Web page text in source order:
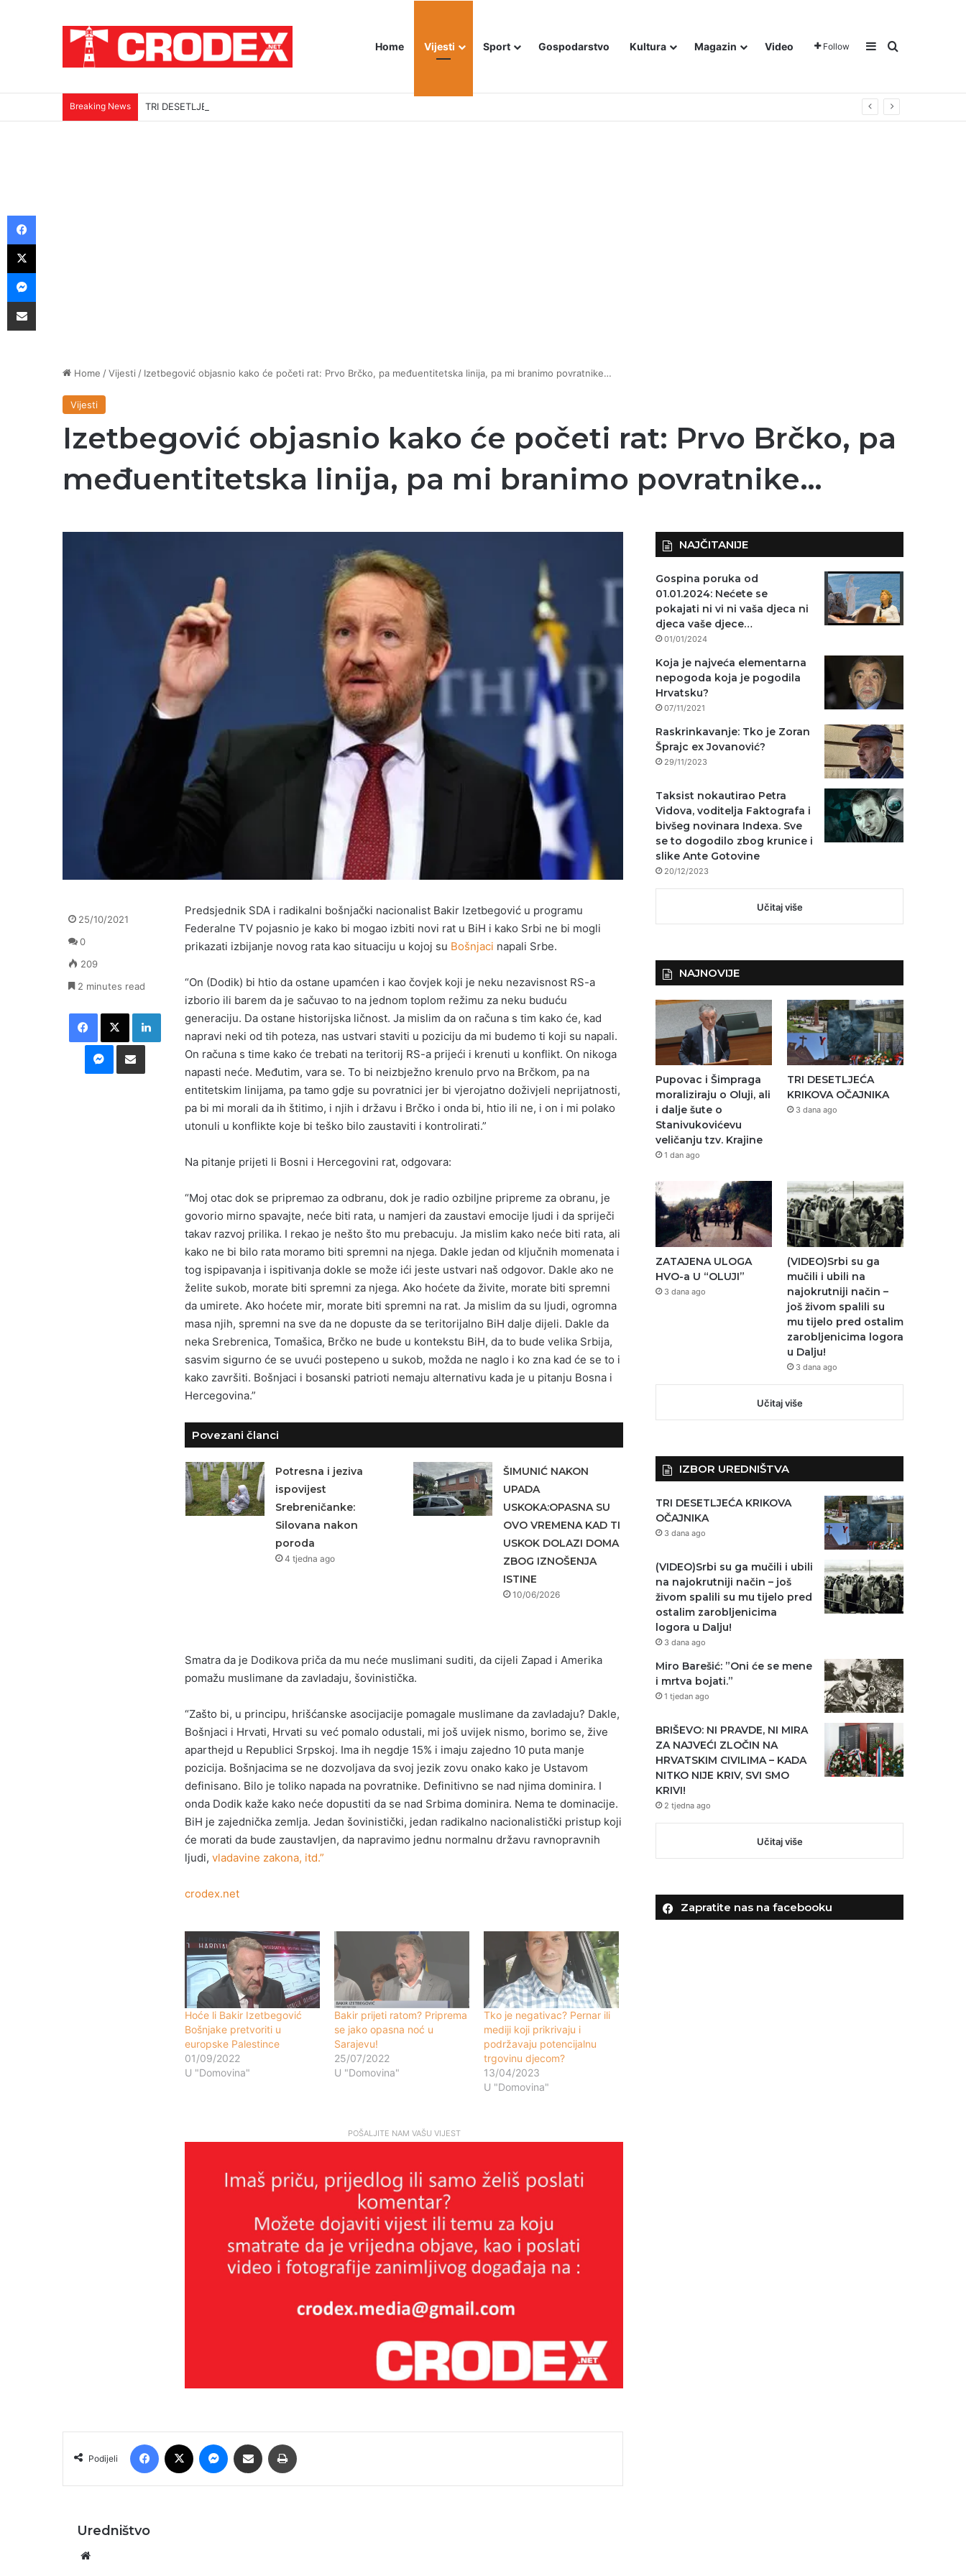
Home Vijesti Sport Gospodarstvo Kultura Magazin Video Follow Sidebar
Traži
Breaking News TRI DESETLJEĆA KRIKOVA OČAJNIKA
Home /Vijesti / Izetbegović objasnio kako će početi rat: Prvo Brčko, pa međuentitetska linija, pa mi branimo povratnike…
Vijesti
Izetbegović objasnio kako će početi rat: Prvo Brčko, pa
međuentitetska linija, pa mi branimo povratnike…
Predsjednik SDA i radikalni bošnjački nacionalist Bakir Izetbegović u programu
Federalne TV pojasnio je kako bi mogao izbiti novi rat u BiH i kako Srbi ne bi mogli
prikazati izbijanje novog rata kao situaciju u kojoj su Bošnjaci napali Srbe.
“On (Dodik) bi htio da ostane upamćen i kao čovjek koji je neku nezavisnost RS-a
izborio ili barem da je sačuvao to na jednom toplom režimu za neku buduću
generaciju. Da ostane historijska ličnost. Ja mislim da on računa s tim kako će, kad
napravi neki od tih poteza, nas ustvari staviti u poziciju da mi budemo ti koji su napali.
On računa s time kako će trebati na teritorij RS-a prijeći i krenuti u konflikt. On nikoga
napasti neće. Međutim, vara se. To bi neizbježno krenulo prvo na Brčkom, pa na
entitetskim linijama, pa tamo gdje su povratnici jer bi vjerojatno doživjeli neprijatnosti,
pa bi mi morali da ih štitimo, i njih i državu i Brčko i onda bi, htio ili ne, i on i mi polako
utonuli u konflikte koje bi teško bilo zaustaviti i kontrolirati.”
Na pitanje prijeti li Bosni i Hercegovini rat, odgovara:
“Moj otac dok se pripremao za odbranu, dok je radio ozbiljne pripreme za obranu, je
govorio mirno spavajte, neće biti rata, u namjeri da zaustavi emocije ljudi i da spriječi
takav razvoj prilika. I rekao je nešto što mu prebacuju. Ja mislim kako neće biti rata, ali
kako ne bi bilo rata moramo biti spremni na njega. Dakle jedan od ključnih momenata i
tog ispipavanja i ispitivanja dokle se može ići jeste ustvari naš odgovor. Dakle ako ne
želite sukob, morate biti spremni za njega. Ako hoćete da živite, morate biti spremni
da umirete. Ako hoćete mir, morate biti spremni na rat. Ja mislim da su ljudi, ogromna
masa njih, spremni na sve da ne dopuste da se teritorijalno BiH dalje dijeli. Dakle da
neka Srebrenica, Tomašica, Brčko ne bude u kontekstu BiH, da to bude velika Srbija,
sasvim sigurno će se uvući postepeno u sukob, možda ne naglo i ko zna kad će se to i
kako završiti. Bošnjaci i bosanski patrioti nemaju alternativu kada je u pitanju Bosna i
Hercegovina.”
Povezani članci
Potresna i jeziva
ispovijest
Srebreničanke:
Silovana nakon
poroda
4 tjedna ago
ŠIMUNIĆ NAKON
UPADA
USKOKA:OPASNA SU
OVO VREMENA KAD TI
USKOK DOLAZI DOMA
ZBOG IZNOŠENJA
ISTINE
10/06/2026
Smatra da je Dodikova priča da mu neće muslimani suditi, da cijeli Zapad i Amerika
pomažu muslimane da zavladaju, šovinistička.
“Zašto bi, u principu, hrišćanske asocijacije pomagale muslimane da zavladaju? Dakle,
Bošnjaci i Hrvati, Hrvati su već pomalo odustali, mi još uvijek nismo, borimo se, žive
aparthejd u Republici Srpskoj. Ima ih negdje 15% i imaju zajedno 10 puta manje
pozicija. Bošnjacima se ne dozvoljava da svoj jezik zovu onako kako je Ustavom
definisano. Bilo je toliko napada na povratnike. Definitivno se nad njima dominira. I
onda Dodik kaže kako neće dopustiti da se nad Srbima dominira. Nema te dominacije.
BiH je zajednička zemlja. Jedan šovinistički, jedan radikalno nacionalistički pristup koji
će morati da bude zaustavljen, da napravimo jednu normalnu državu ravnopravnih
ljudi, vladavine zakona, itd.”
crodex.net
Hoće li Bakir Izetbegović
Bošnjake pretvoriti u
europske Palestince
01/09/2022
U "Domovina"
Bakir prijeti ratom? Priprema
se jako opasna noć u
Sarajevu!
25/07/2022
U "Domovina"
Tko je negativac? Pernar ili
mediji koji prikrivaju i
podržavaju potencijalnu
trgovinu djecom?
13/04/2023
U "Domovina"
POŠALJITE NAM VAŠU VIJEST
25/10/2021
0
209
2 minutes read
Facebook
X LinkedIn
Messenger
Podijeli putem E-maila
Podijeli
Facebook Messenger
Podijeli putem E-maila
Uredništvo
MOSTAR: Zapaljen automobil
gradonačelnika
OPĆINSKI SUD U ZADRU: IVICA
ODGOVORNOSTI –
RASKRINKANA JOŠ JEDNA
MEDIJSKA PODVALA
Pušten hrvatski kapetan koji je bio
zatvoren u Turskoj! Stigao je u
NAJČITANIJE
Gospina poruka od
01.01.2024: Nećete se
pokajati ni vi ni vaša djeca ni
djeca vaše djece…
01/01/2024
Koja je najveća elementarna
nepogoda koja je pogodila
Hrvatsku?
07/11/2021
Raskrinkavanje: Tko je Zoran
Šprajc ex Jovanović?
29/11/2023
Taksist nokautirao Petra
Vidova, voditelja Faktografa i
bivšeg novinara Indexa. Sve
se to dogodilo zbog krunice i
slike Ante Gotovine
20/12/2023
Učitaj više
NAJNOVIJE
Pupovac i Šimpraga
moraliziraju o Oluji, ali
i dalje šute o
Stanivukovićevu
veličanju tzv. Krajine
1 dan ago
TRI DESETLJEĆA
KRIKOVA OČAJNIKA
3 dana ago
ZATAJENA ULOGA
HVO-a U “OLUJI”
3 dana ago
(VIDEO)Srbi su ga
mučili i ubili na
najokrutniji način –
još živom spalili su
mu tijelo pred ostalim
zarobljenicima logora
u Dalju!
3 dana ago
Učitaj više
IZBOR UREDNIŠTVA
TRI DESETLJEĆA KRIKOVA
OČAJNIKA
3 dana ago
(VIDEO)Srbi su ga mučili i ubili
na najokrutniji način – još
živom spalili su mu tijelo pred
ostalim zarobljenicima
logora u Dalju!
3 dana ago
Miro Barešić: ”Oni će se mene
i mrtva bojati.”
1 tjedan ago
BRIŠEVO: NI PRAVDE, NI MIRA
ZA NAJVEĆI ZLOČIN NA
HRVATSKIM CIVILIMA – KADA
NITKO NIJE KRIV, SVI SMO
KRIVI!
2 tjedna ago
Učitaj više
Zapratite nas na facebooku
Facebook
X
Messenger
Podijeli putem E-maila